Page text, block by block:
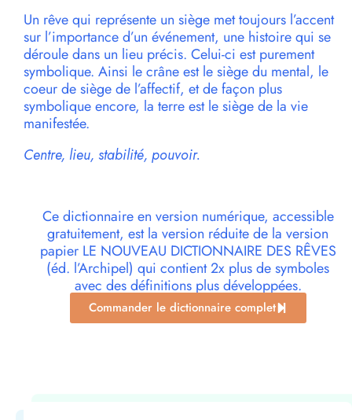
Un rêve qui représente un siège met toujours l’accent
sur l’importance d’un événement, une histoire qui se
déroule dans un lieu précis. Celui-ci est purement
symbolique. Ainsi le crâne est le siège du mental, le
coeur de siège de l’affectif, et de façon plus
symbolique encore, la terre est le siège de la vie
manifestée.
Centre, lieu, stabilité, pouvoir.
Ce dictionnaire en version numérique, accessible
gratuitement, est la version réduite de la version
papier LE NOUVEAU DICTIONNAIRE DES RÊVES
(éd. l’Archipel) qui contient 2x plus de symboles
avec des définitions plus développées.
Commander le dictionnaire complet